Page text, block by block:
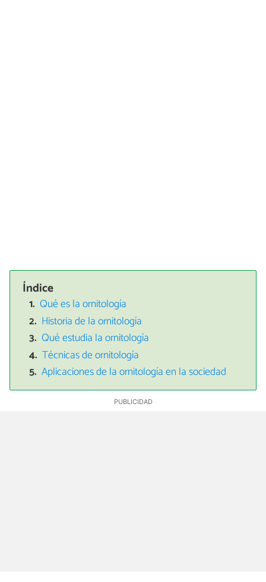
Índice
Qué es la ornitología
Historia de la ornitología
Qué estudia la ornitología
Técnicas de ornitología
Aplicaciones de la ornitología en la sociedad